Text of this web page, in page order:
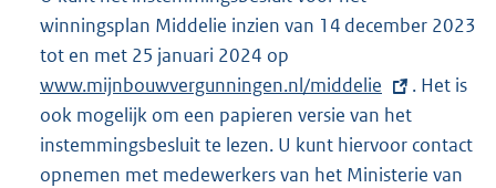
winningsplan Middelie inzien van 14 december 2023
tot en met 25 januari 2024 op
x
t
e
r
www.mijnbouwvergunningen.nl/middelie
. Het is
ook mogelijk om een papieren versie van het
instemmingsbesluit te lezen. U kunt hiervoor contact
opnemen met medewerkers van het Ministerie van